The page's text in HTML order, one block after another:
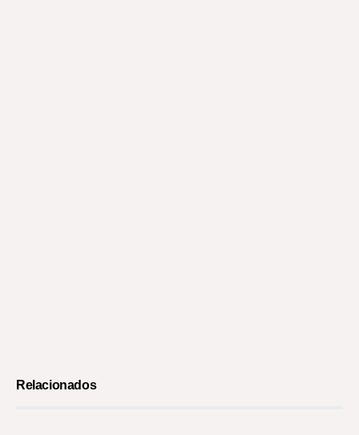
Relacionados